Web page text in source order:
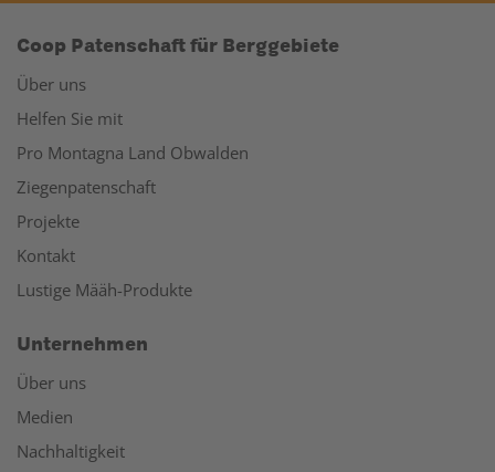
Coop Patenschaft für Berggebiete
Über uns
Helfen Sie mit
Pro Montagna Land Obwalden
Ziegenpatenschaft
Projekte
Kontakt
Lustige Määh-Produkte
Unternehmen
Über uns
Medien
Nachhaltigkeit